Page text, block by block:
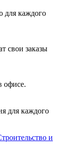
для каждого
свои заказы
офисе.
для каждого
и